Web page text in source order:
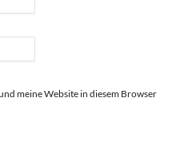
meine Website in diesem Browser